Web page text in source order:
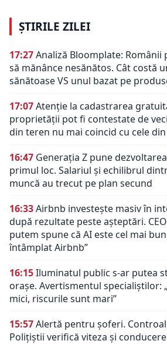
ȘTIRILE ZILEI
17:27Analiză Bloomplate: Românii
să mănânce nesănătos. Cât costă
sănătoase VS unul bazat pe
17:07Atenție la cadastrarea
proprietății pot fi contestate de
din teren nu mai coincid cu cele
16:47 Generația Z pune
primul loc. Salariul și echilibrul
muncă au trecut pe plan secund
16:33Airbnb investește masiv în
după rezultate peste așteptări.
putem spune că AI este cel mai
întâmplat Airbnb”
16:15Iluminatul public s-ar putea
orașe. Avertismentul specialiștilor:
mici, riscurile sunt mari”
15:57Alertă pentru șoferi.
Polițiștii verifică viteza și